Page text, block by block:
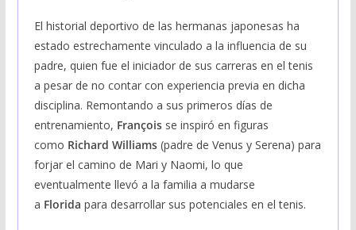
El historial deportivo de las hermanas japonesas ha
estado estrechamente vinculado a la influencia de su
padre, quien fue el iniciador de sus carreras en el tenis
a pesar de no contar con experiencia previa en dicha
disciplina. Remontando a sus primeros días de
entrenamiento, Françoisse inspiró en figuras
como Richard Williams(padre de Venus y Serena) para
forjar el camino de Mari y Naomi, lo que
eventualmente llevó a la familia a mudarse
a Florida para desarrollar sus potenciales en el tenis.